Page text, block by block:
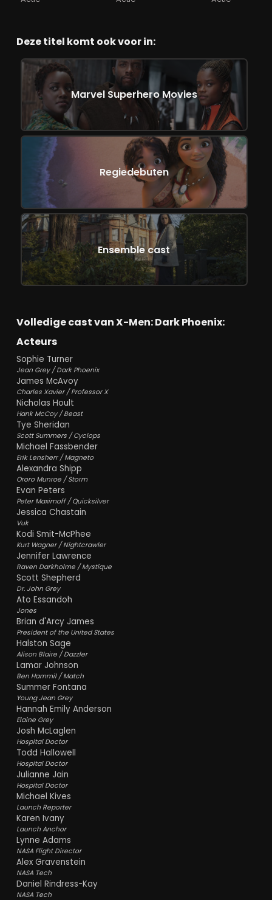
Deze titel komt ook voor in:
Marvel Superhero Movies
Regiedebuten
Ensemble cast
Volledige cast van X-Men: Dark Phoenix:
Acteurs
Sophie Turner
Jean Grey / Dark Phoenix
James McAvoy
Charles Xavier / Professor X
Nicholas Hoult
Hank McCoy / Beast
Tye Sheridan
Scott Summers / Cyclops
Michael Fassbender
Erik Lensherr / Magneto
Alexandra Shipp
Ororo Munroe / Storm
Evan Peters
Peter Maximoff / Quicksilver
Jessica Chastain
Vuk
Kodi Smit-McPhee
Kurt Wagner / Nightcrawler
Jennifer Lawrence
Raven Darkholme / Mystique
Scott Shepherd
Dr. John Grey
Ato Essandoh
Jones
Brian d'Arcy James
President of the United States
Halston Sage
Alison Blaire / Dazzler
Lamar Johnson
Ben Hammil / Match
Summer Fontana
Young Jean Grey
Hannah Emily Anderson
Elaine Grey
Josh McLaglen
Hospital Doctor
Todd Hallowell
Hospital Doctor
Julianne Jain
Hospital Doctor
Michael Kives
Launch Reporter
Karen Ivany
Launch Anchor
Lynne Adams
NASA Flight Director
Alex Gravenstein
NASA Tech
Daniel Rindress-Kay
NASA Tech